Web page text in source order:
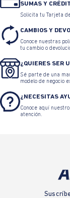
SUMAS Y
Solicita tu Tarjeta
CAMBIOS Y
Conoce nuestras
tu cambio o
¿QUIERES SER
Sé parte de una
modelo de negocio
¿NECESITAS
Conoce aquí
atención.